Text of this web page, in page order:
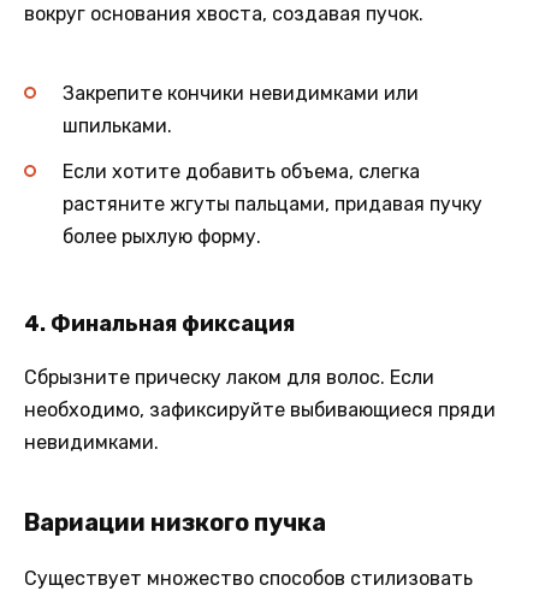
вокруг основания хвоста, создавая пучок.
Закрепите кончики невидимками или
шпильками.
Если хотите добавить объема, слегка
растяните жгуты пальцами, придавая пучку
более рыхлую форму.
4. Финальная фиксация
Сбрызните прическу лаком для волос. Если
необходимо, зафиксируйте выбивающиеся пряди
невидимками.
Вариации низкого пучка
Существует множество способов стилизовать